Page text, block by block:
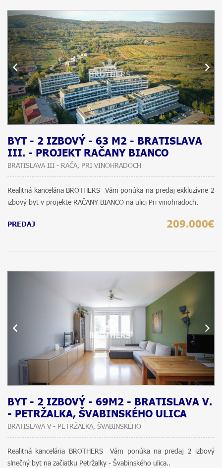
BYT - 2 IZBOVÝ - 63 M2 - BRATISLAVA
III. - PROJEKT RAČANY BIANCO
BRATISLAVA III - RAČA, PRI VINOHRADOCH
Realitná kancelária BROTHERS Vám ponúka na predaj exkluzívne 2
izbový byt v projekte RAČANY BIANCO na ulici Pri vinohradoch.
PREDAJ 209.000€
BYT - 2 IZBOVÝ - 69M2 - BRATISLAVA V.
- PETRŽALKA, ŠVABINSKÉHO ULICA
BRATISLAVA V - PETRŽALKA, ŠVABINSKÉHO
Realitná kancelária BROTHERS Vám ponúka na predaj 2 izbový
slnečný byt na začiatku Petržalky - Švabinského ulica..